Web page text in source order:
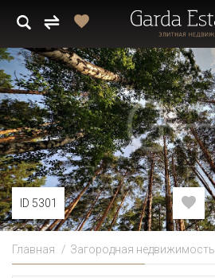
ID 5301
Главная Загородная недвижимость